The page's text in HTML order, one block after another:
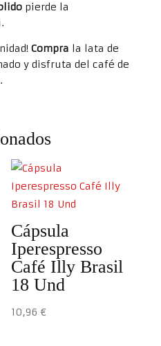
pierde la
Compra la lata de
y disfruta del café de
Cápsula
Iperespresso
Café Illy Brasil
18 Und
10,96€